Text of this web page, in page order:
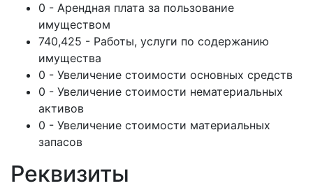
0 - Арендная плата за пользование
имуществом
740,425 - Работы, услуги по содержанию
имущества
0 - Увеличение стоимости основных средств
0 - Увеличение стоимости нематериальных
активов
0 - Увеличение стоимости материальных
запасов
Реквизиты